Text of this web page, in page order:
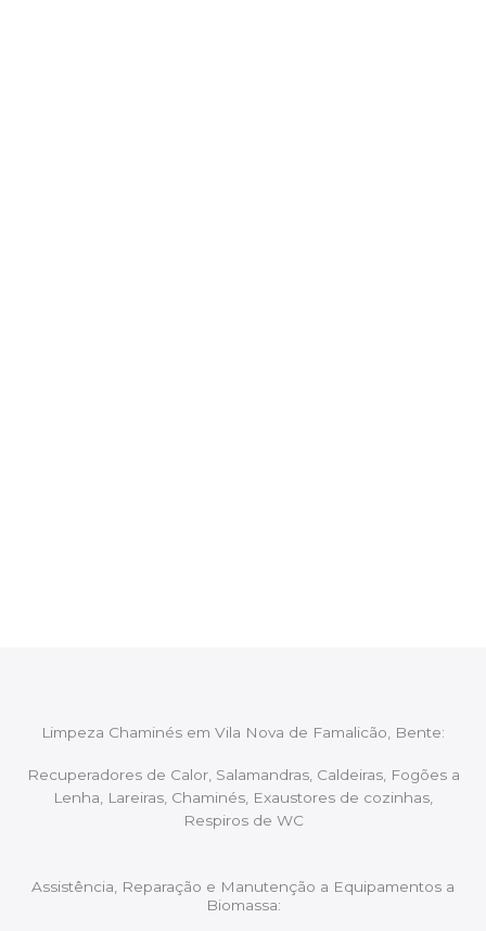
Limpeza Chaminés em Vila Nova de Famalicão, Bente:
Recuperadores de Calor, Salamandras, Caldeiras, Fogões a
Lenha, Lareiras, Chaminés, Exaustores de cozinhas,
Respiros de WC
Assistência, Reparação e Manutenção a Equipamentos a
Biomassa: